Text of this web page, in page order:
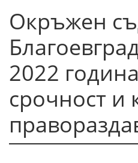
Окръжен
2022
срочност и